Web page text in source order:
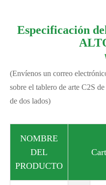
Especificación
(Envíenos un correo
sobre el tablero de arte C2S
de dos lados)
NOMBRE
DEL
PRODUCTO